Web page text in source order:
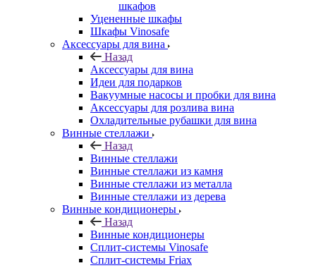
шкафов
Уцененные шкафы
Шкафы Vinosafe
Аксессуары для вина
Назад
Аксессуары для вина
Идеи для подарков
Вакуумные насосы и пробки для вина
Аксессуары для розлива вина
Охладительные рубашки для вина
Винные стеллажи
Назад
Винные стеллажи
Винные стеллажи из камня
Винные стеллажи из металла
Винные стеллажи из дерева
Винные кондиционеры
Назад
Винные кондиционеры
Сплит-системы Vinosafe
Сплит-системы Friax